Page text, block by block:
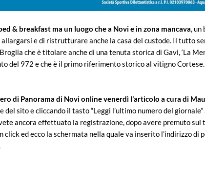
& breakfast ma un luogo che a Novi e in zona mancava, un
e di ristrutturare anche la casa del custode. Il tutto
che è titolare anche di una tenuta storica di Gavi, ‘La
del 972 e che è il primo riferimento storico al vitigno Cortese.
di Panorama di Novi online venerdì l’articolo a cura di
del sito e cliccando il tasto “Leggi l’ultimo numero del
ancora effettuato la registrazione, dopo avere premuto sul
click ed ecco la schermata nella quale va inserito l’indirizzo